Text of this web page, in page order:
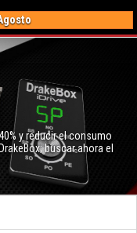
y reducir el consumo
buscar ahora el